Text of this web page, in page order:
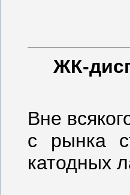
ЖК-
Вне
с рынка
катодных